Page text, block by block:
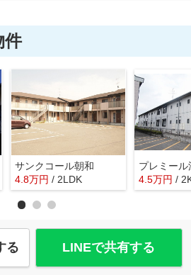
件
サンクコール朝和
4.8万円 / 2LDK
プレミール
4.5万円 /
る LINEで共有する